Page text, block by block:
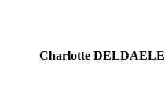
Charlotte DELDAELE